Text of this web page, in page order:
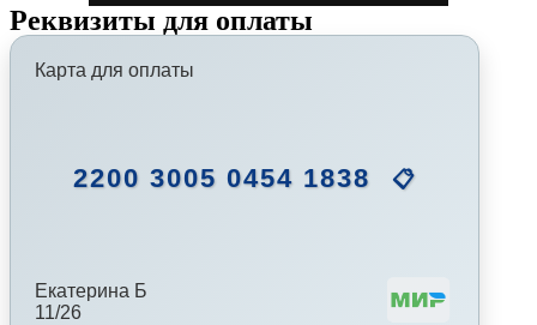
Реквизиты для оплаты
Карта для оплаты
2200 3005 0454 1838 📋
Екатерина Б
11/26